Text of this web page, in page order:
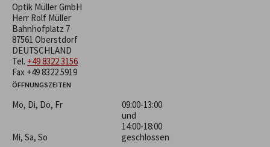
Optik Müller GmbH
Herr Rolf Müller
Bahnhofplatz 7
87561 Oberstdorf
DEUTSCHLAND
Tel. +49 8322 3156
Fax +49 8322 5919
ÖFFNUNGSZEITEN
Mo, Di, Do, Fr
09:00-13:00
und
14:00-18:00
Mi, Sa, So
geschlossen